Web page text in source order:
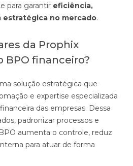
para garantir eficiência,
no mercado.
da Prophix
BPO financeiro?
solução estratégica que
e expertise especializada
das empresas. Dessa
padronizar processos e
aumenta o controle, reduz
para atuar de forma